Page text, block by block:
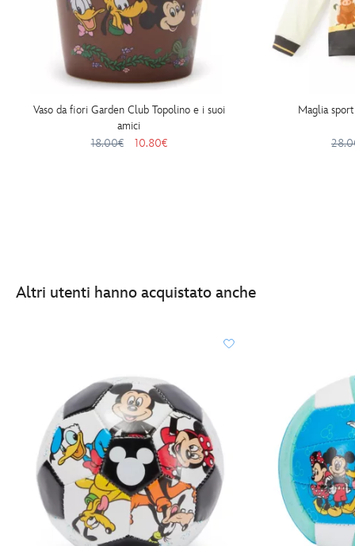
Vaso da fiori Garden Club Topolino e i suoi
amici
18.00€
10.80€
Maglia
Altri utenti hanno acquistato anche